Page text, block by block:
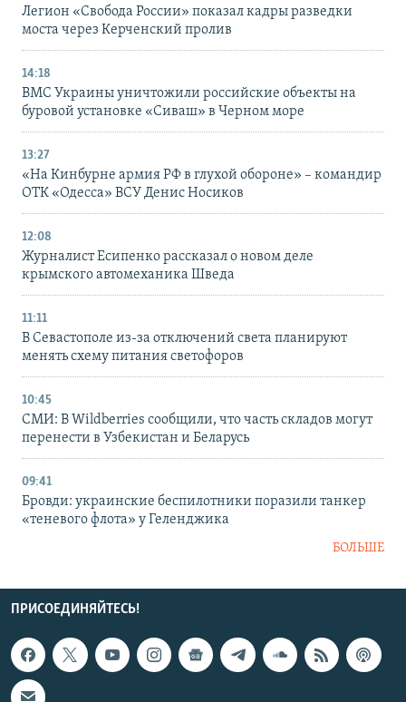
Легион «Свобода России» показал кадры разведки
моста через Керченский пролив
14:18
ВМС Украины уничтожили российские объекты на
буровой установке «Сиваш» в Черном море
13:27
«На Кинбурне армия РФ в глухой обороне» – командир
ОТК «Одесса» ВСУ Денис Носиков
12:08
Журналист Есипенко рассказал о новом деле
крымского автомеханика Шведа
11:11
В Севастополе из-за отключений света планируют
менять схему питания светофоров
10:45
СМИ: В Wildberries сообщили, что часть складов могут
перенести в Узбекистан и Беларусь
09:41
Бровди: украинские беспилотники поразили танкер
«теневого флота» у Геленджика
БОЛЬШЕ
ПРИСОЕДИНЯЙТЕСЬ!